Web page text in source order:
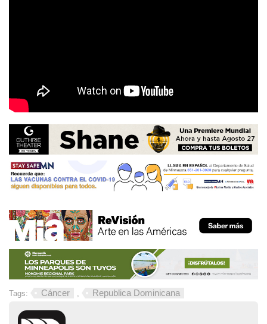
Tags: Cáncer , Republica Dominicana